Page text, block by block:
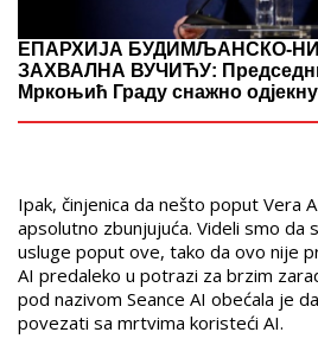
ЕПАРХИЈА БУДИМЉАНСКО-
ЗАХВАЛНА ВУЧИЋУ:
Мркоњић Граду снажно
Ipak, činjenica da nešto poput Vera
apsolutno zbunjujuća. Videli smo da
usluge poput ove, tako da ovo nije
AI predaleko u potrazi za brzim
pod nazivom Seance AI obećala je
povezati sa mrtvima koristeći AI.